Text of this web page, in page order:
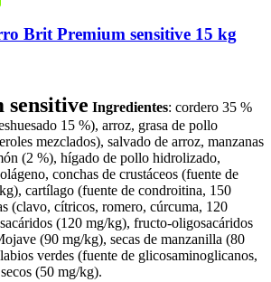
Brit Premium sensitive 15 kg
Ingredientes: cordero 35 %
15 %), arroz, grasa de pollo
mezclados), salvado de arroz, manzanas
(2 %), hígado de pollo hidrolizado,
conchas de crustáceos (fuente de
cartílago (fuente de condroitina, 150
(clavo, cítricos, romero, cúrcuma, 120
(120 mg/kg), fructo-oligosacáridos
(90 mg/kg), secas de manzanilla (80
verdes (fuente de glicosaminoglicanos,
(50 mg/kg).